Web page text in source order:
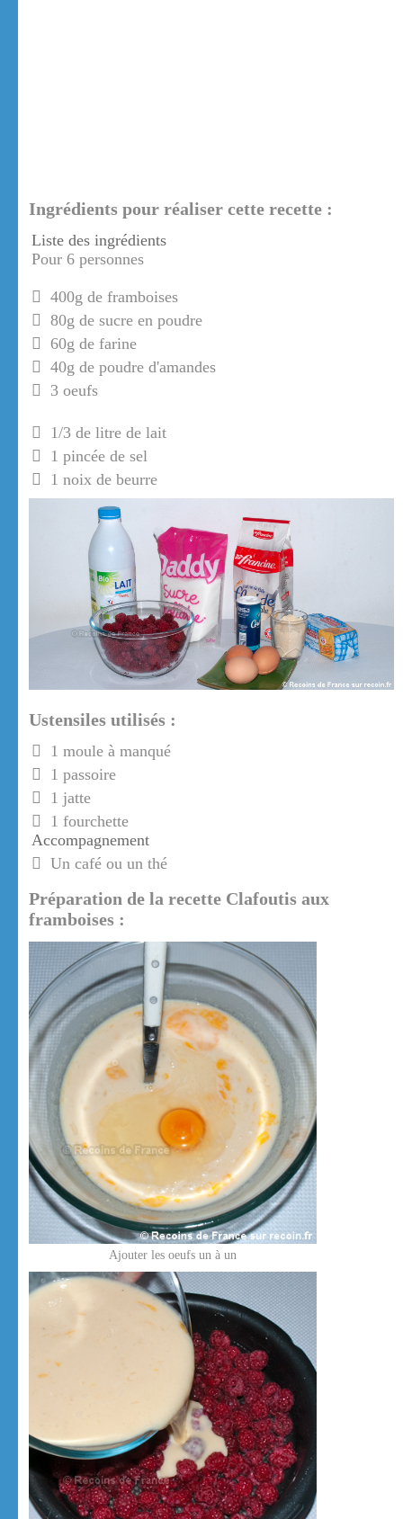
Ingrédients pour réaliser cette recette :
Liste des ingrédients
Pour 6 personnes
400g de framboises
80g de sucre en poudre
60g de farine
40g de poudre d'amandes
3 oeufs
1/3 de litre de lait
1 pincée de sel
1 noix de beurre
Ustensiles utilisés :
1 moule à manqué
1 passoire
1 jatte
1 fourchette
Accompagnement
Un café ou un thé
Préparation de la recette Clafoutis aux
framboises :
Ajouter les oeufs un à un